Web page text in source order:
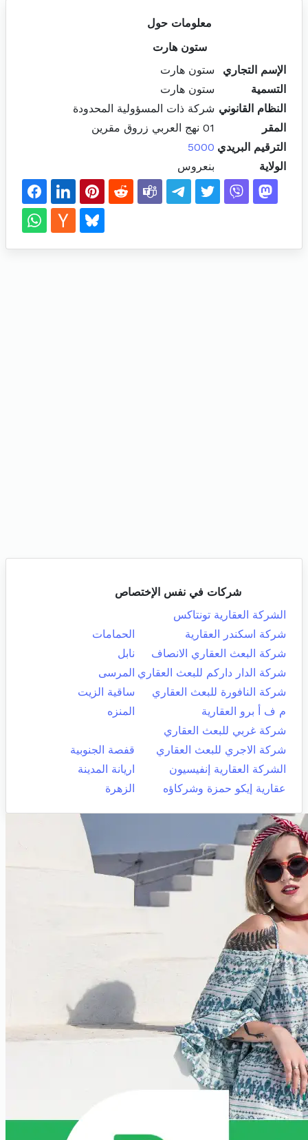
معلومات حول
ستون هارت
الإسم التجاري
ستون هارت
التسمية
ستون هارت
النظام القانوني شركة ذات المسؤولية المحدودة
المقر
01 نهج العربي زروق مقرين
الترقيم البريدي 5000
الولاية
بنعروس
شركات في نفس الإختصاص
الشركة العقارية تونتاكس
شركة اسكندر العقارية
الحمامات
شركة البعث العقاري الانصاف
نابل
شركة الدار داركم للبعث العقاري المرسى
شركة النافورة للبعث العقاري
ساقية الزيت
م ف أ برو العقارية
المنزه
شركة غربي للبعث العقاري
شركة الاجري للبعث العقاري
قفصة الجنوبية
الشركة العقارية إنفيسيون
اريانة المدينة
عقارية إيكو حمزة وشركاؤه
الزهرة